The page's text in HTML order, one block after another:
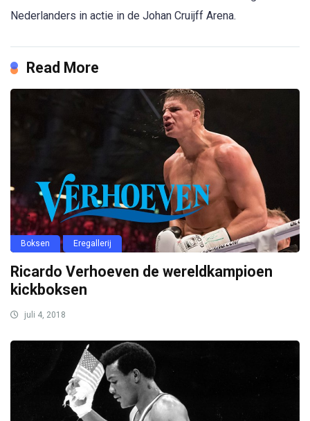
Nederlanders in actie in de Johan Cruijff Arena.
Read More
Boksen Eregallerij
Ricardo Verhoeven de wereldkampioen
kickboksen
juli 4, 2018